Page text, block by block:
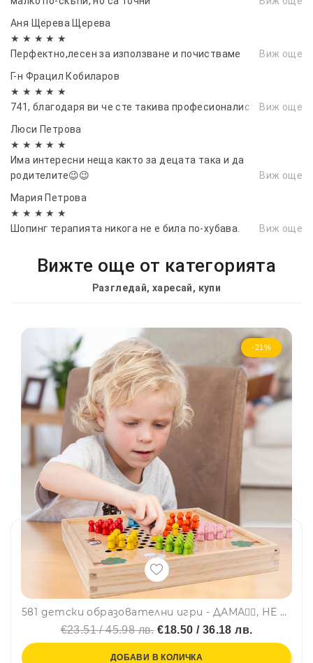
Аня Щерева Щерева
★ ★ ★ ★ ★
Перфектно,лесен за използване и почистваме
Виж още
Г-н Фрацил Кобиларов
★ ★ ★ ★ ★
741, благодаря ви че сте такива професионалисти!Виж още
Люси Петрова
★ ★ ★ ★ ★
Има интересни неща както за децата така и да
родителите😉😉
Виж още
Мария Петрова
★ ★ ★ ★ ★
Шопинг терапията никога не е била по-хубава.
Виж още
Вижте още от категорията
Разгледай, харесай, купи
-21%
5в1 детски образователни игри - ДАМА🕴🏻, НЕ СЕ СЪРДИ ЧОВЕЧЕ🎲, ЛАБИРИНТ🐍, БЯЛА ДЪСКА ⬜ и МАДЖОНГ💥 BT02, BF23
€23.51 / 45.98 лв.€18.50 / 36.18 лв.
ДОБАВИ В КОЛИЧКА